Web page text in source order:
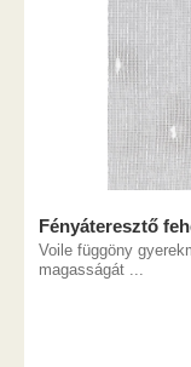
Fényáteresztő
Voile függöny
magasságát ...